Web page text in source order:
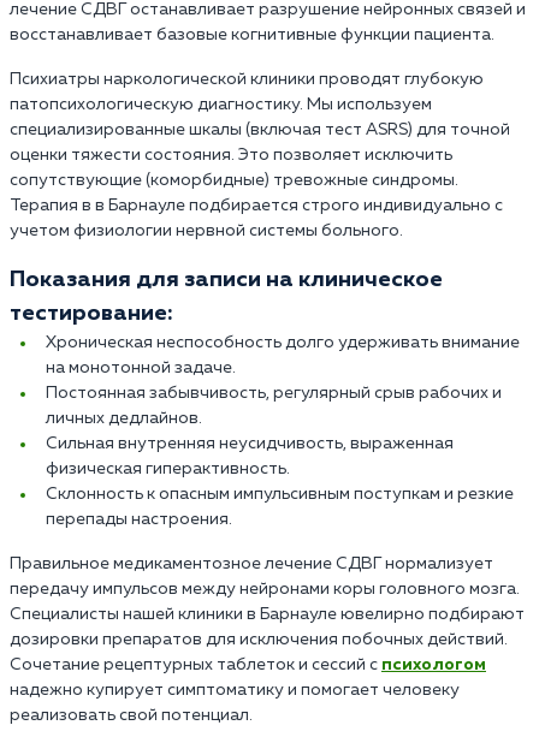
лечение СДВГ останавливает разрушение нейронных связей и
восстанавливает базовые когнитивные функции пациента.
Психиатры наркологической клиники проводят глубокую
патопсихологическую диагностику. Мы используем
специализированные шкалы (включая тест ASRS) для точной
оценки тяжести состояния. Это позволяет исключить
сопутствующие (коморбидные) тревожные синдромы.
Терапия в в Барнауле подбирается строго индивидуально с
учетом физиологии нервной системы больного.
Показания для записи на клиническое
тестирование:
Хроническая неспособность долго удерживать внимание
на монотонной задаче.
Постоянная забывчивость, регулярный срыв рабочих и
личных дедлайнов.
Сильная внутренняя неусидчивость, выраженная
физическая гиперактивность.
Склонность к опасным импульсивным поступкам и резкие
перепады настроения.
Правильное медикаментозное лечение СДВГ нормализует
передачу импульсов между нейронами коры головного мозга.
Специалисты нашей клиники в Барнауле ювелирно подбирают
дозировки препаратов для исключения побочных действий.
Сочетание рецептурных таблеток и сессий с психологом
надежно купирует симптоматику и помогает человеку
реализовать свой потенциал.